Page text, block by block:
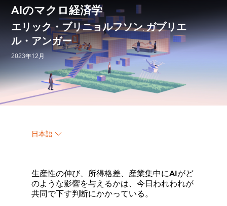
AIのマクロ経済学
エリック・ブリニョルフソン,ガブリエ
ル・アンガー
2023年12月
日本語
生産性の伸び、所得格差、産業集中にAIがど
のような影響を与えるかは、今日われわれが
共同で下す判断にかかっている。